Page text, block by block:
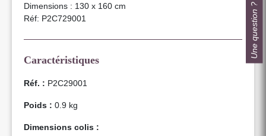
Dimensions : 130 x 160 cm
Réf: P2C729001
Caractéristiques
Réf. : P2C29001
Poids : 0.9 kg
Dimensions colis :
Une question ?